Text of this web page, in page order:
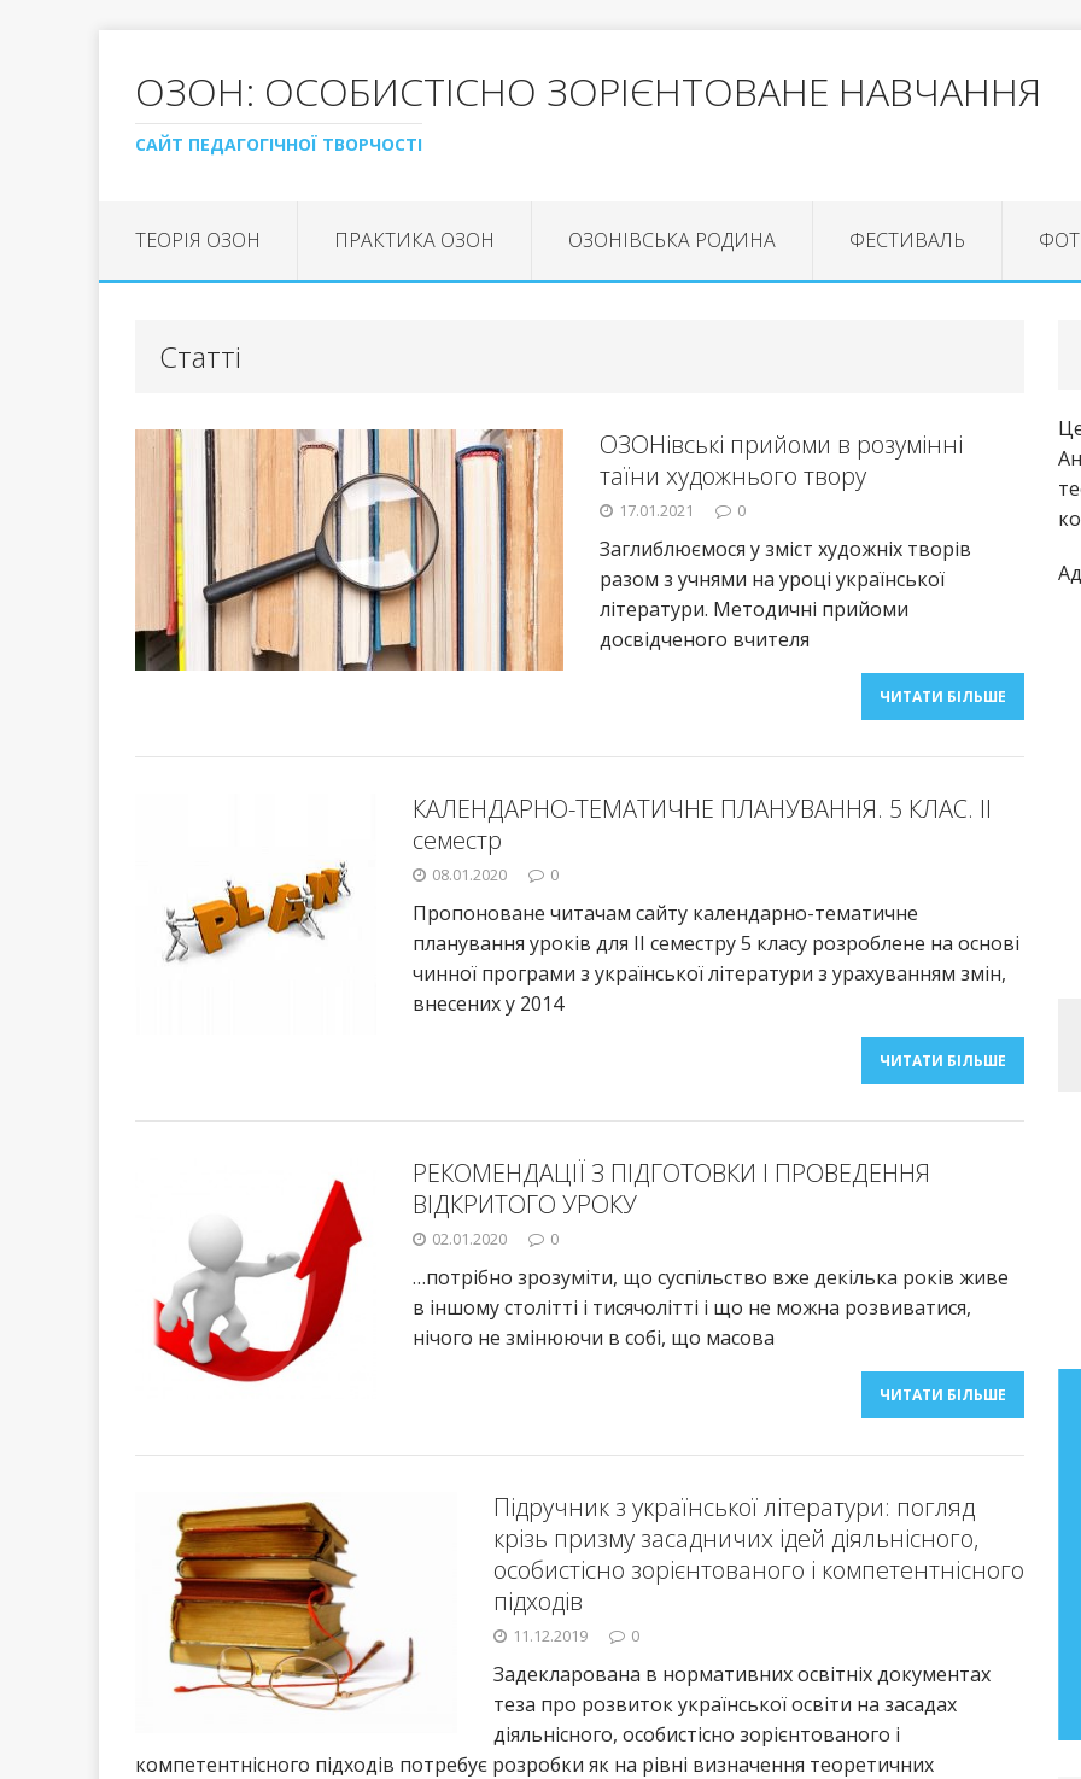
ОЗОН: ОСОБИСТІСНО ЗОРІЄНТОВАНЕ НАВЧАННЯ
САЙТ ПЕДАГОГІЧНОЇ ТВОРЧОСТІ
ТЕОРІЯ ОЗОН ПРАКТИКА ОЗОН ОЗОНІВСЬКА РОДИНА ФЕСТИВАЛЬ
Статті
ОЗОНівські прийоми в розумінні
таїни художнього твору
17.01.2021 0
Заглиблюємося у зміст художніх творів
разом з учнями на уроці української
літератури. Методичні прийоми
досвідченого вчителя
ЧИТАТИ БІЛЬШЕ
КАЛЕНДАРНО-ТЕМАТИЧНЕ ПЛАНУВАННЯ. 5 КЛАС. ІІ
семестр
08.01.2020 0
Пропоноване читачам сайту календарно-тематичне
планування уроків для ІІ семестру 5 класу розроблене на основі
чинної програми з української літератури з урахуванням змін,
внесених у 2014
ЧИТАТИ БІЛЬШЕ
РЕКОМЕНДАЦІЇ З ПІДГОТОВКИ І ПРОВЕДЕННЯ
ВІДКРИТОГО УРОКУ
02.01.2020 0
…потрібно зрозуміти, що суспільство вже декілька років живе
в іншому столітті і тисячолітті і що не можна розвиватися,
нічого не змінюючи в собі, що масова
ЧИТАТИ БІЛЬШЕ
Підручник з української літератури: погляд
крізь призму засадничих ідей діяльнісного,
особистісно зорієнтованого і компетентнісного
підходів
11.12.2019 0
Задекларована в нормативних освітніх документах
теза про розвиток української освіти на засадах
діяльнісного, особистісно зорієнтованого і
компетентнісного підходів потребує розробки як на рівні визначення теоретичних
Бібліографічний покажчик
праць Анатолія Фасолі
Бібліографічний покажчик праць
старшого наукового співробітника
лабораторії літературної освіти
дисертація
ЧИТАТИ БІЛЬШЕ